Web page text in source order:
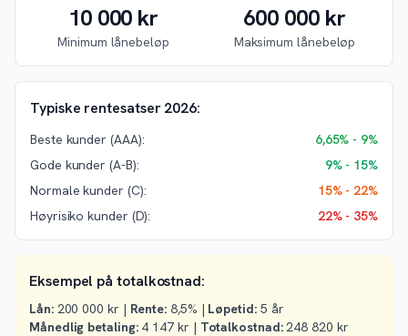
10 000 kr
Minimum lånebeløp
600 000 kr
Maksimum lånebeløp
Typiske rentesatser 2026:
Beste kunder (AAA):
6,65% - 9%
Gode kunder (A-B):
9% - 15%
Normale kunder (C):
15% - 22%
Høyrisiko kunder (D):
22% - 35%
Eksempel på totalkostnad:
Lån:200 000 kr | Rente: 8,5% | Løpetid:5 år
Månedlig betaling:4 147 kr | Totalkostnad:248 820 kr